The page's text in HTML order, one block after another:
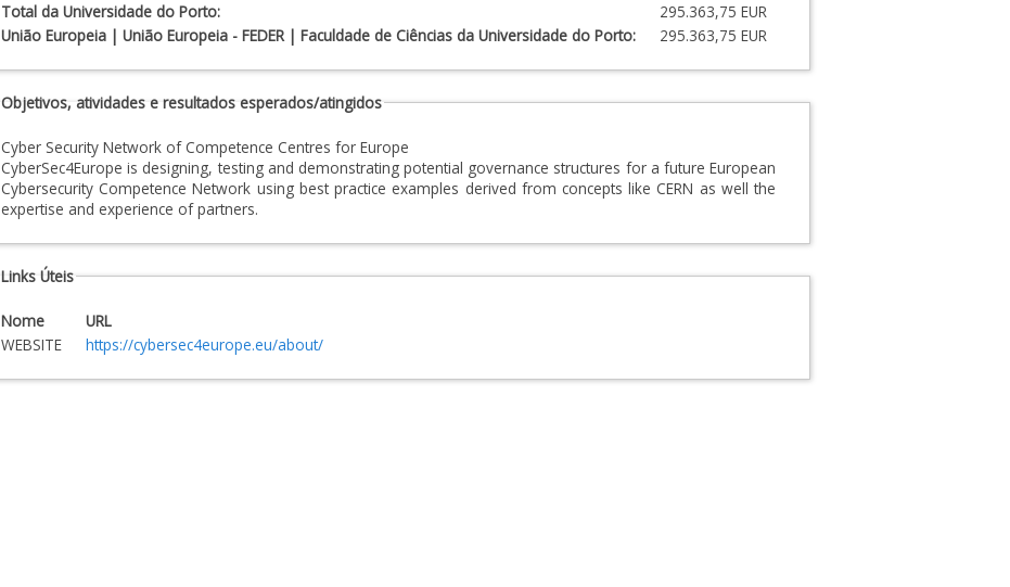
Total da Universidade do Porto:
295.363,75 EUR
União Europeia | União Europeia - FEDER | Faculdade de Ciências da Universidade do Porto:
295.363,75 EUR
Objetivos, atividades e resultados esperados/atingidos
Cyber Security Network of Competence Centres for Europe
CyberSec4Europe is designing, testing and demonstrating potential governance structures for a future European
Cybersecurity Competence Network using best practice examples derived from concepts like CERN as well the
expertise and experience of partners.
Links Úteis
Nome
URL
WEBSITE
https://cybersec4europe.eu/about/